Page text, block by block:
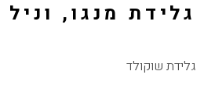
גלידת מנגו,
גלידת שוקולד